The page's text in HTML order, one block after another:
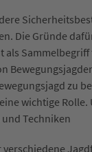
Die Gründe
zu
wichtige
Techniken